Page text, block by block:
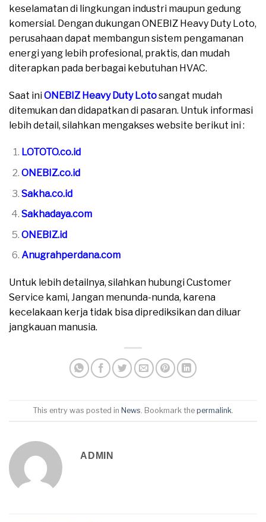
keselamatan di lingkungan industri maupun gedung
komersial. Dengan dukungan ONEBIZ Heavy Duty Loto,
perusahaan dapat membangun sistem pengamanan
energi yang lebih profesional, praktis, dan mudah
diterapkan pada berbagai kebutuhan HVAC.
Saat iniONEBIZ Heavy Duty Lotosangat mudah
ditemukan dan didapatkan di pasaran. Untuk informasi
lebih detail, silahkan mengakses website berikut ini :
LOTOTO.co.id
ONEBIZ.co.id
Sakha.co.id
Sakhadaya.com
ONEBIZ.id
Anugrahperdana.com
Untuk lebih detailnya, silahkan hubungi Customer
Service kami, Jangan menunda-nunda, karena
kecelakaan kerja tidak bisa diprediksikan dan diluar
jangkauan manusia.
This entry was posted in News . Bookmark the permalink
ADMIN